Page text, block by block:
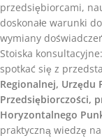
przedsiębiorcami,
doskonałe warunki
wymiany
Stoiska
spotkać się z
Regionalnej, Urzędu
Przedsiębiorczości,
Horyzontalnego
praktyczną wiedzę